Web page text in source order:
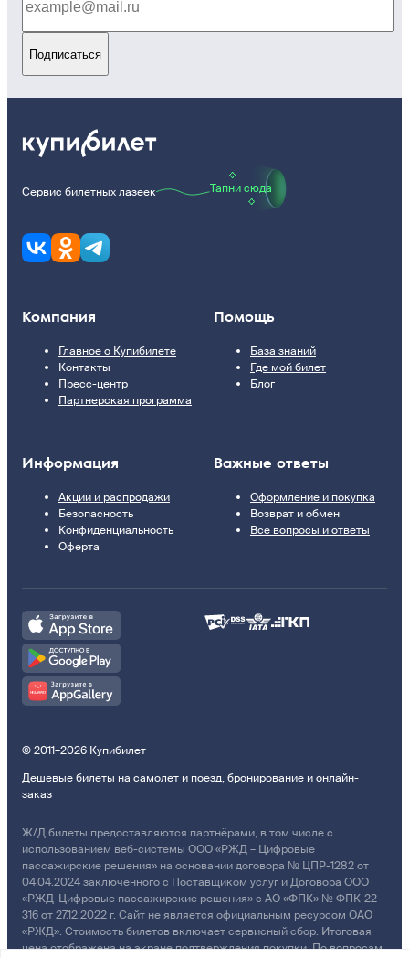
Подписаться
Сервис билетных лазеек Тапни сюда
Компания
Главное о Купибилете
Контакты
Пресс-центр
Партнерская программа
Помощь
База знаний
Где мой билет
Блог
Информация
Акции и распродажи
Безопасность
Конфиденциальность
Оферта
Важные ответы
Оформление и покупка
Возврат и обмен
Все вопросы и ответы
© 2011–2026 Купибилет
Дешевые билеты на самолет и поезд, бронирование и онлайн-
заказ
Ж/Д билеты предоставляются партнёрами, в том числе с
использованием веб-системы ООО «РЖД – Цифровые
пассажирские решения» на основании договора № ЦПР-1282 от
04.04.2024 заключенного с Поставщиком услуг и Договора ООО
«РЖД-Цифровые пассажирские решения» с АО «ФПК» № ФПК-22-
316 от 27.12.2022 г. Сайт не является официальным ресурсом ОАО
«РЖД». Стоимость билетов включает сервисный сбор. Итоговая
цена отображена на экране подтверждения покупки. По вопросам